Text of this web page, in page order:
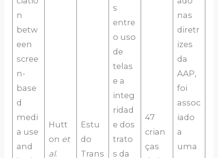
n
betw
een
scree
n-
base
d
medi
a use
and
Hutt
on et
al.
Estu
do
Trans
s
entre
o uso
de
telas
e a
integ
ridad
e dos
trato
s da
47
crian
ças
nas
diretr
izes
da
AAP,
foi
assoc
iado
a
uma